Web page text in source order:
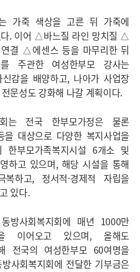
가죽 색상을 고른 뒤 가죽에
. 이어 △바느질 라인 망치질 △
결 △에센스 등을 마무리한 뒤
주관한 여성한부모 강사는
감을 배양하고, 나아가 사업장
문성도 강화해 나갈 계획이다.
회는 전국 한부모가정은 물론
대상으로 다양한 복지사업을
부모가족복지시설 6개소 및
하고 있으며, 해당 시설을 통해
하고, 정서적·경제적 자립을
있다.
방사회복지회에 매년 1000만
이어오고 있으며, 올해도
전국의 여성한부모 60여명을
사회복지회에 전달한 기부금은